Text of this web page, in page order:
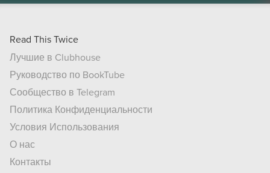
Read This Twice
Лучшие в Clubhouse
Руководство по BookTube
Сообщество в Telegram
Политика Конфиденциальности
Условия Использования
О нас
Контакты